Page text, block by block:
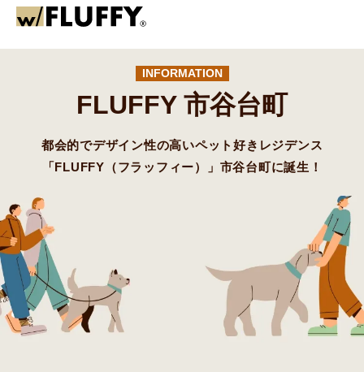
INFORMATION
FLUFFY 市谷台町
都会的でデザイン性の高いペット好きレジデンス
「FLUFFY（フラッフィー）」市谷台町に誕生！